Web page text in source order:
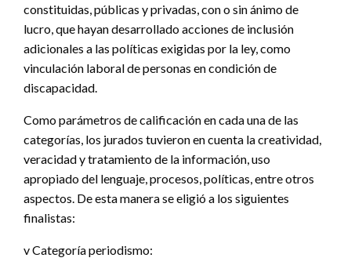
constituidas, públicas y privadas, con o sin ánimo de
lucro, que hayan desarrollado acciones de inclusión
adicionales a las políticas exigidas por la ley, como
vinculación laboral de personas en condición de
discapacidad.
Como parámetros de calificación en cada una de las
categorías, los jurados tuvieron en cuenta la creatividad,
veracidad y tratamiento de la información, uso
apropiado del lenguaje, procesos, políticas, entre otros
aspectos. De esta manera se eligió a los siguientes
finalistas:
v Categoría periodismo: